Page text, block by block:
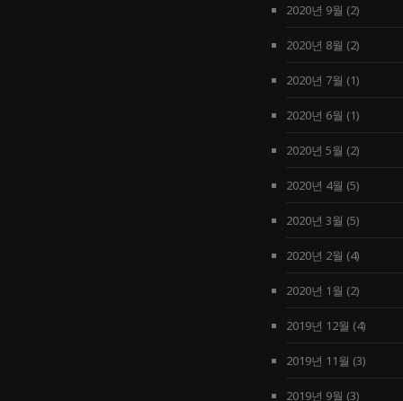
2020년 9월 (2)
2020년 8월 (2)
2020년 7월 (1)
2020년 6월 (1)
2020년 5월 (2)
2020년 4월 (5)
2020년 3월 (5)
2020년 2월 (4)
2020년 1월 (2)
2019년 12월 (4)
2019년 11월 (3)
2019년 9월 (3)